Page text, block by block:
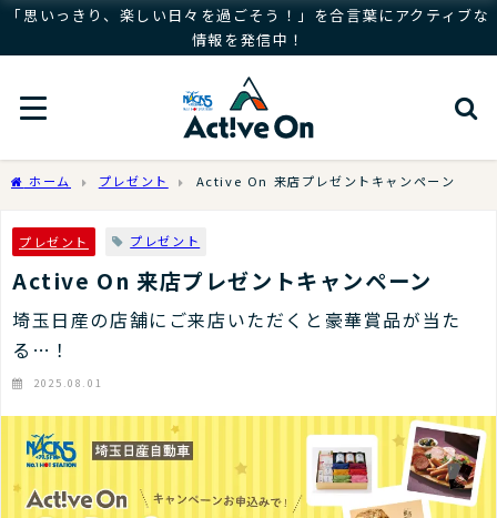
「思いっきり、楽しい日々を過ごそう！」を合言葉にアクティブな
情報を発信中！
ホーム プレゼント Active On 来店プレゼントキャンペーン
プレゼント プレゼント
Active On 来店プレゼントキャンペーン
埼玉日産の店舗にご来店いただくと豪華賞品が当た
る…！
2025.08.01